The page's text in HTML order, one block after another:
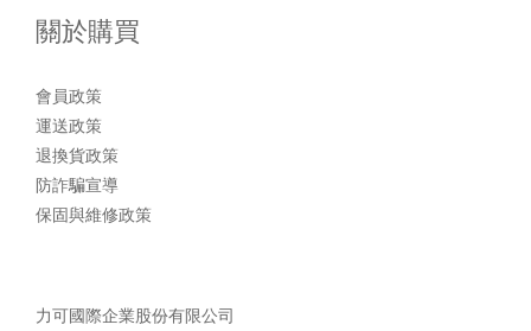
關於購買
會員政策
運送政策
退換貨政策
防詐騙宣導
保固與維修政策
力可國際企業股份有限公司